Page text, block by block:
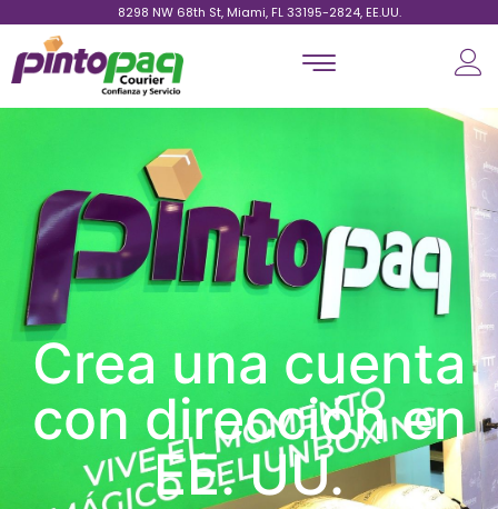
8298 NW 68th St, Miami, FL 33195-2824, EE.UU.
Crea una cuenta
con dirección en
EE. UU.